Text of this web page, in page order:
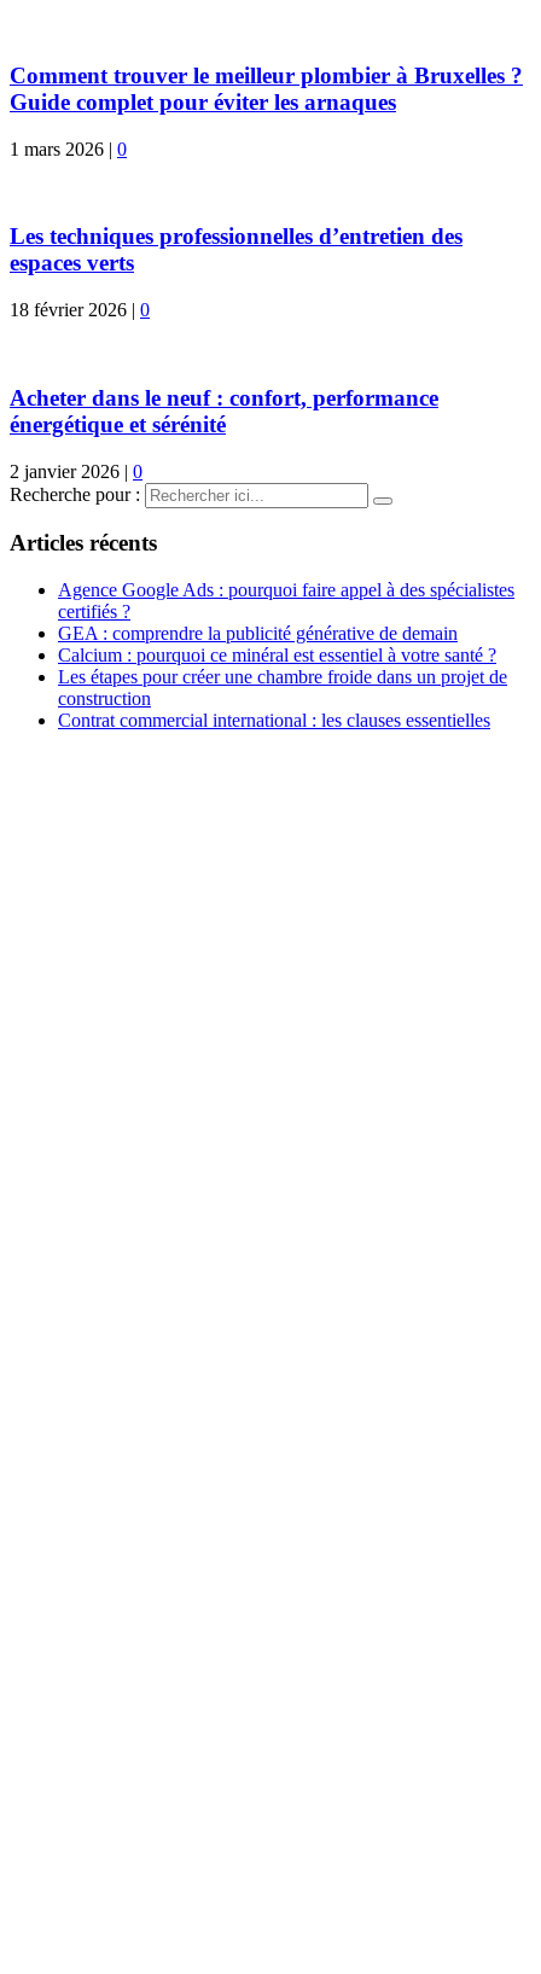
Comment trouver le meilleur plombier à Bruxelles ?
Guide complet pour éviter les arnaques
1 mars 2026 | 0
Les techniques professionnelles d’entretien des
espaces verts
18 février 2026 | 0
Acheter dans le neuf : confort, performance
énergétique et sérénité
2 janvier 2026 | 0
Recherche pour :
Articles récents
Agence Google Ads : pourquoi faire appel à des spécialistes
certifiés ?
GEA : comprendre la publicité générative de demain
Calcium : pourquoi ce minéral est essentiel à votre santé ?
Les étapes pour créer une chambre froide dans un projet de
construction
Contrat commercial international : les clauses essentielles